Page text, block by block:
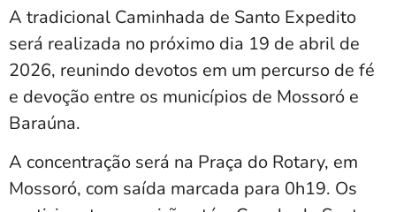
A tradicional Caminhada de Santo Expedito
será realizada no próximo dia 19 de abril de
2026, reunindo devotos em um percurso de fé
e devoção entre os municípios de Mossoró e
Baraúna.
A concentração será na Praça do Rotary, em
Mossoró, com saída marcada para 0h19. Os